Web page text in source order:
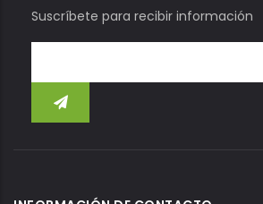
Suscríbete para recibir información